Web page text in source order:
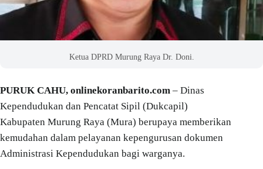
Ketua DPRD Murung Raya Dr. Doni.
PURUK CAHU, onlinekoranbarito.com – Dinas
Kependudukan dan Pencatat Sipil (Dukcapil)
Kabupaten Murung Raya (Mura) berupaya memberikan
kemudahan dalam pelayanan kepengurusan dokumen
Administrasi Kependudukan bagi warganya.